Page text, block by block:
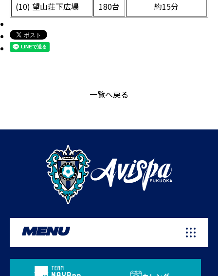
(10) 望山荘下広場 180台 約15分
一覧へ戻る
MENU